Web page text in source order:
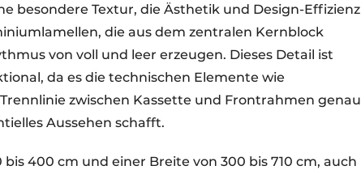
besondere Textur, die Ästhetik und Design-Effizienz
die aus dem zentralen Kernblock
von voll und leer erzeugen. Dieses Detail ist
da es die technischen Elemente wie
zwischen Kassette und Frontrahmen genau
Aussehen schafft.
400 cm und einer Breite von 300 bis 710 cm, auch